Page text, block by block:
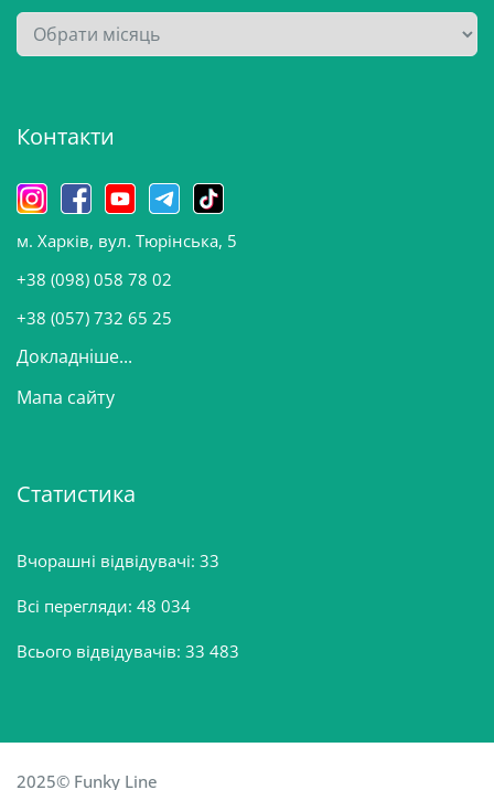
А
р
в
н
о
в
и
Контакти
м. Харків, вул. Тюрінська, 5
+38 (098) 058 78 02
+38 (057) 732 65 25
Докладніше...
Мапа сайту
Статистика
Вчорашні відвідувачі: 33
Всі перегляди: 48 034
Всього відвідувачів: 33 483
2025© Funky Line